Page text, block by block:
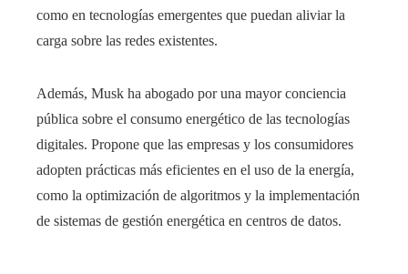
como en tecnologías emergentes que puedan aliviar la
carga sobre las redes existentes.​
Además, Musk ha abogado por una mayor conciencia
pública sobre el consumo energético de las tecnologías
digitales. Propone que las empresas y los consumidores
adopten prácticas más eficientes en el uso de la energía,
como la optimización de algoritmos y la implementación
de sistemas de gestión energética en centros de datos.